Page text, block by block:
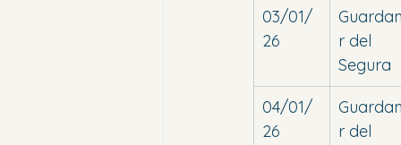
03/01/
26
r del
Segura
04/01/
26
r del